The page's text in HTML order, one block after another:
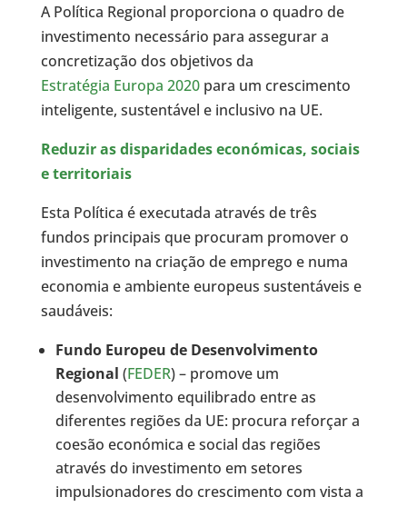
A Política Regional proporciona o quadro de
investimento necessário para assegurar a
concretização dos objetivos da
Estratégia Europa 2020para um crescimento
inteligente, sustentável e inclusivo na UE.
Reduzir as disparidades económicas, sociais
e territoriais
Esta Política é executada através de três
fundos principais que procuram promover o
investimento na criação de emprego e numa
economia e ambiente europeus sustentáveis e
saudáveis:
Fundo Europeu de Desenvolvimento
Regional (FEDER) – promove um
desenvolvimento equilibrado entre as
diferentes regiões da UE: procura reforçar a
coesão económica e social das regiões
através do investimento em setores
impulsionadores do crescimento com vista a